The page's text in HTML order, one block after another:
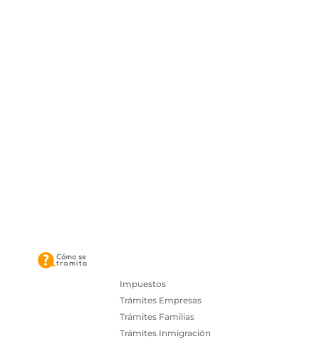
Impuestos
Trámites Empresas
Trámites Familias
Trámites Inmigración